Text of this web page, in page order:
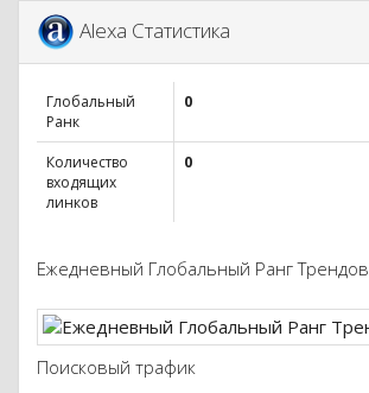
Alexa Статистика
Глобальный
Ранк
0
Количество
входящих
линков
0
Ежедневный Глобальный Ранг Трендов
Поисковый трафик